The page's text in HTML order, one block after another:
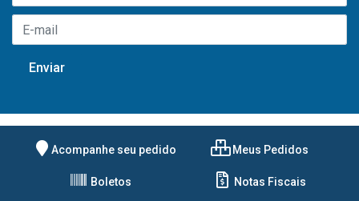
Acompanhe seu pedido Meus Pedidos
Boletos Notas Fiscais